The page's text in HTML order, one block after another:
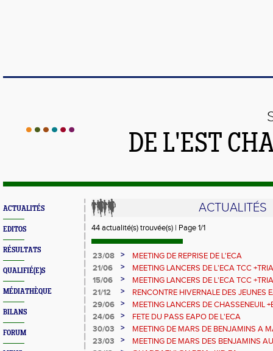
DE L'EST
ACTUALITÉS
EDITOS
RÉSULTATS
QUALIFIÉ(E)S
MÉDIATHÈQUE
BILANS
FORUM
ACTUALITÉS
44 actualité(s) trouvée(s) | Page 1/1
23/08 >
MEETING DE REPRISE DE L'ECA
21/06
>
MEETING LANCERS DE L'ECA TCC
15/06
>
MEETING LANCERS DE L'ECA TCC
21/12
>
RENCONTRE HIVERNALE DES JEUNES
29/06
>
MEETING LANCERS DE CHASSENEUIL
24/06
>
FETE DU PASS EAPO DE L'ECA
30/03
>
MEETING DE MARS DE BENJAMINS A
23/03
>
MEETING DE MARS DES BENJAMINS